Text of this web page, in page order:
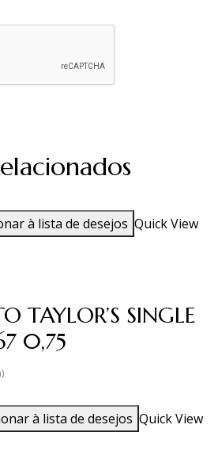
à lista de desejos Quick View
TAYLOR’S SINGLE
0,75
à lista de desejos Quick View